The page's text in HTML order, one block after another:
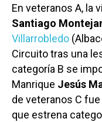
En veteranos A, la
Santiago
Villarrobledo
Circuito tras una
categoría B se
Manrique Jesús
de veteranos C
que estrena